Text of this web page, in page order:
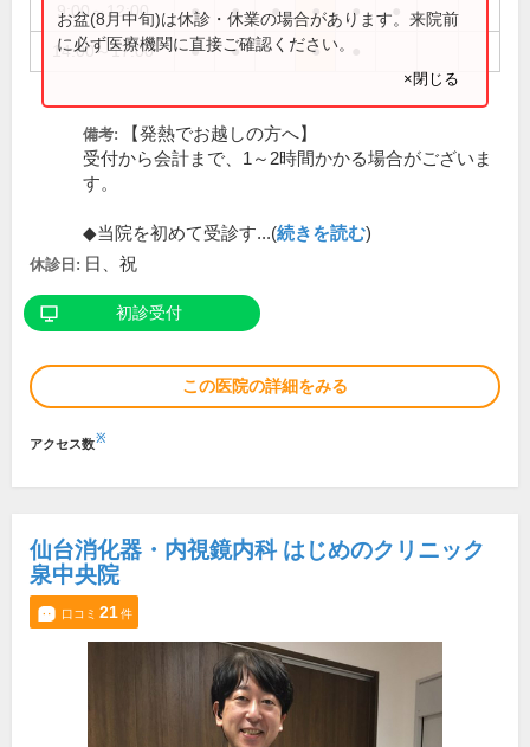
9:00～12:00 ● ● ● ● ●
14:00～17:00 ● ● ●
お盆(8月中旬)は休診・休業の場合があります。来院前
に必ず医療機関に直接ご確認ください。
×閉じる
備考:
【発熱でお越しの方へ】
受付から会計まで、1～2時間かかる場合がございま
す。
◆当院を初めて受診す...(続きを読む)
休診日: 日、祝
初診受付
この医院の詳細をみる
アクセス数※
仙台消化器・内視鏡内科 はじめのクリニック
泉中央院
口コミ 21件